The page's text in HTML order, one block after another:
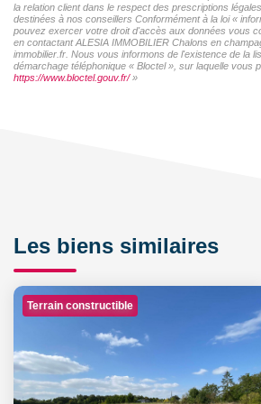
la relation client dans le respect des prescriptions
destinées à nos conseillers Conformément à la loi «
pouvez exercer votre droit d'accès aux données vous
en contactant ALESIA IMMOBILIER Chalons en
immobilier.fr. Nous vous informons de l'existence de la
démarchage téléphonique « Bloctel », sur laquelle vous
https://www.bloctel.gouv.fr/»
Les biens similaires
Terrain constructible